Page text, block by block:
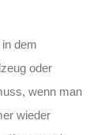
dem
oder
wenn man
wieder